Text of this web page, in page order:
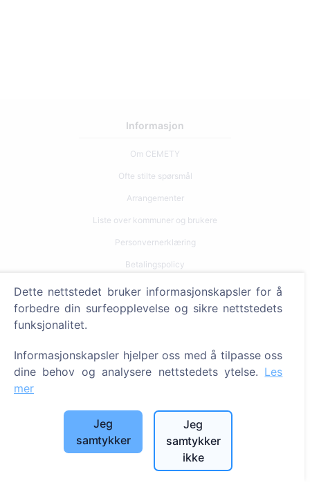
Informasjon
Om CEMETY
Ofte stilte spørsmål
Arrangementer
Liste over kommuner og brukere
Personvernerklæring
Betalingspolicy
Innstillinger for informasjonskapsler
Søk
Søk etter gravplasser
SIA "CEMETY", LV40103618951
Dette nettstedet bruker informasjonskapsler for å
forbedre din surfeopplevelse og sikre nettstedets
funksjonalitet.
Informasjonskapsler hjelper oss med å tilpasse oss
dine behov og analysere nettstedets ytelse. Les
mer
Jeg
samtykker
Jeg
samtykker
ikke